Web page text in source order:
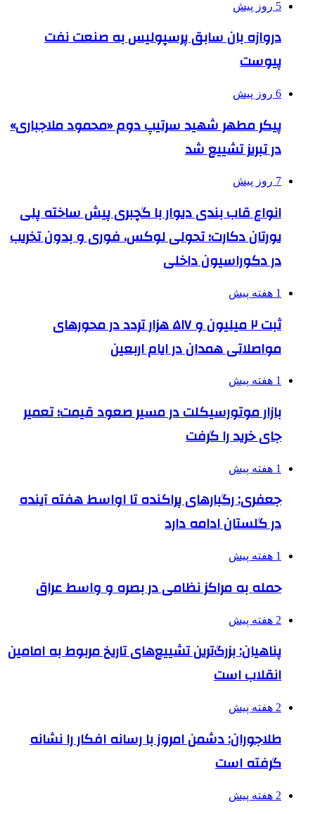
5 روز پیش
دروازه بان سابق پرسپولیس به صنعت نفت
پیوست
6 روز پیش
پیکر مطهر شهید سرتیپ دوم «محمود ملاجباری»
در تبریز تشییع شد
7 روز پیش
انواع قاب بندی دیوار با گچبری پیش ساخته پلی
یورتان دکارت؛ تحولی لوکس، فوری و بدون تخریب
در دکوراسیون داخلی
1 هفته پیش
ثبت ۲ میلیون و ۵۱۷ هزار تردد در محورهای
مواصلاتی همدان در ایام اربعین
1 هفته پیش
بازار موتورسیکلت در مسیر صعود قیمت؛ تعمیر
جای خرید را گرفت
1 هفته پیش
جعفری: رگبارهای پراکنده تا اواسط هفته آینده
در گلستان ادامه دارد
1 هفته پیش
حمله به مراکز نظامی در بصره و واسط عراق
2 هفته پیش
پناهیان: بزرگ‌ترین تشییع‌های تاریخ مربوط به امامین
انقلاب است
2 هفته پیش
طلاجوران: دشمن امروز با رسانه افکار را نشانه
گرفته است
2 هفته پیش